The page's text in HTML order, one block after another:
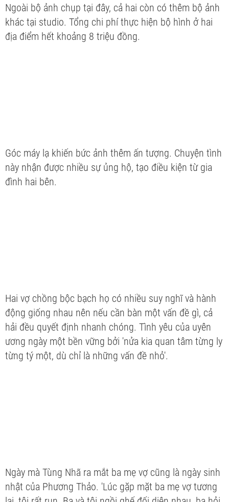
Ngoài bộ ảnh chụp tại đây, cả hai còn có thêm bộ ảnh
khác tại studio. Tổng chi phí thực hiện bộ hình ở hai
địa điểm hết khoảng 8 triệu đồng.
Góc máy lạ khiến bức ảnh thêm ấn tượng. Chuyện tình
này nhận được nhiều sự ủng hộ, tạo điều kiện từ gia
đình hai bên.
Hai vợ chồng bộc bạch họ có nhiều suy nghĩ và hành
động giống nhau nên nếu cần bàn một vấn đề gì, cả
hải đều quyết định nhanh chóng. Tình yêu của uyên
ương ngày một bền vững bởi 'nửa kia quan tâm từng ly
từng tý một, dù chỉ là những vấn đề nhỏ'.
Ngày mà Tùng Nhã ra mắt ba mẹ vợ cũng là ngày sinh
nhật của Phương Thảo. 'Lúc gặp mặt ba mẹ vợ tương